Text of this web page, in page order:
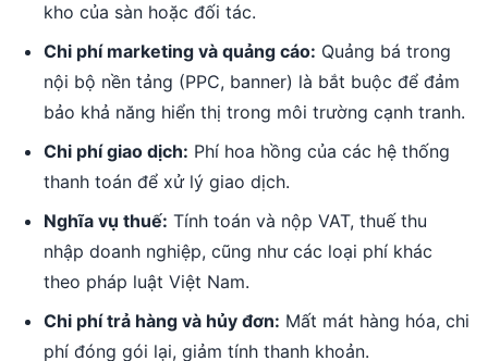
kho của sàn hoặc đối tác.
Chi phí marketing và quảng cáo: Quảng bá trong
nội bộ nền tảng (PPC, banner) là bắt buộc để đảm
bảo khả năng hiển thị trong môi trường cạnh tranh.
Chi phí giao dịch: Phí hoa hồng của các hệ thống
thanh toán để xử lý giao dịch.
Nghĩa vụ thuế: Tính toán và nộp VAT, thuế thu
nhập doanh nghiệp, cũng như các loại phí khác
theo pháp luật Việt Nam.
Chi phí trả hàng và hủy đơn: Mất mát hàng hóa, chi
phí đóng gói lại, giảm tính thanh khoản.